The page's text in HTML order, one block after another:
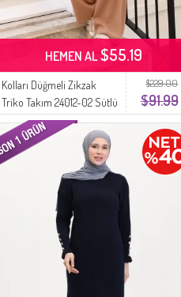
$229.00
$91.99
Kolları Düğmeli Zikzak
Triko Takım 24012-02 Sütlü
kahve
HEMEN AL$55.19